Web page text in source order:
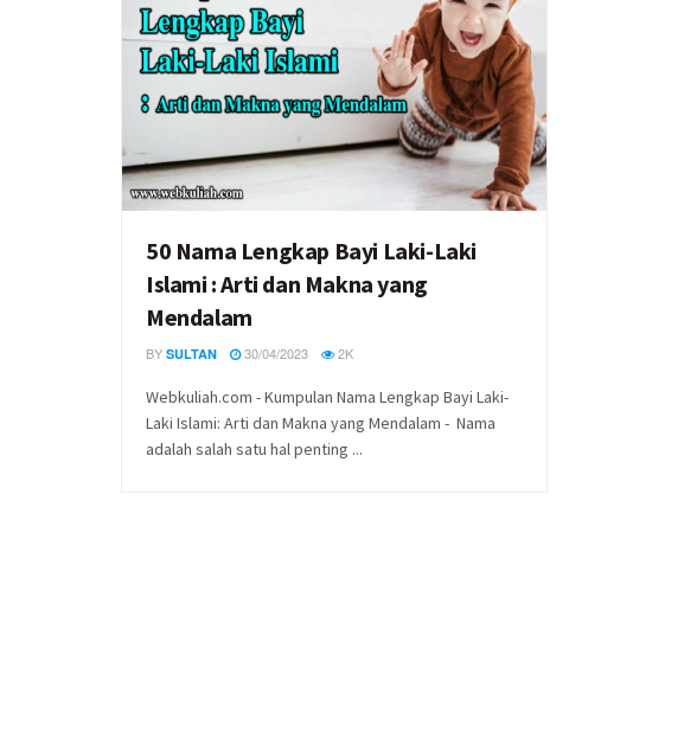
50 Nama Lengkap Bayi Laki-Laki
Islami : Arti dan Makna yang
Mendalam
BY SULTAN 30/04/2023 2K
Webkuliah.com - Kumpulan Nama Lengkap Bayi Laki-
Laki Islami: Arti dan Makna yang Mendalam - Nama
adalah salah satu hal penting ...